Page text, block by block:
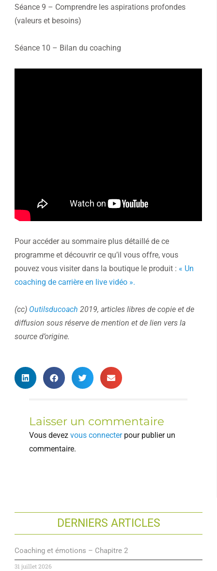
Séance 9 – Comprendre les aspirations profondes
(valeurs et besoins)
Séance 10 – Bilan du coaching
Pour accéder au sommaire plus détaillé de ce
programme et découvrir ce qu’il vous offre, vous
pouvez vous visiter dans la boutique le produit : « Un
coaching de carrière en live vidéo ».
(cc) Outilsducoach 2019, articles libres de copie et de
diffusion sous réserve de mention et de lien vers la
source d’origine.
Laisser un commentaire
Vous devez vous connecterpour publier un
commentaire.
DERNIERS ARTICLES
Coaching et émotions – Chapitre 2
31 juillet 2026